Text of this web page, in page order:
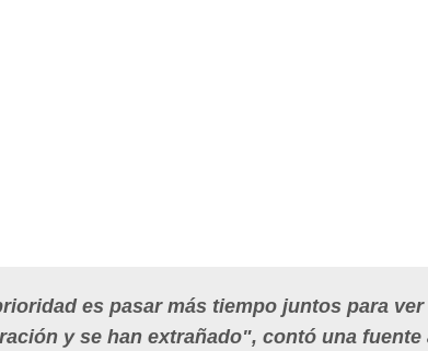
es pasar más tiempo juntos para
y se han extrañado", contó una fuente